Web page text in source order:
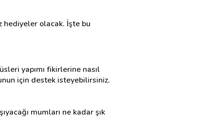
hediyeler olacak. İşte bu
yapımı fikirlerine nasıl
için destek isteyebilirsiniz.
mumları ne kadar şık